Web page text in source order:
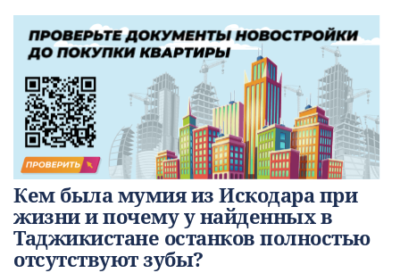
Кем была мумия из Искодара при
жизни и почему у найденных в
Таджикистане останков полностью
отсутствуют зубы?